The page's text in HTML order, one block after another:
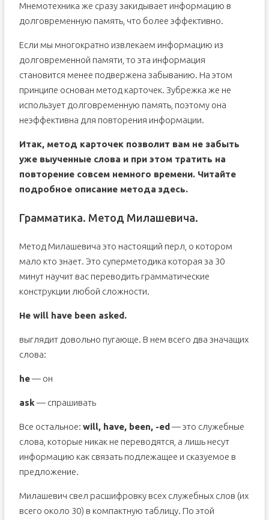
Мнемотехника же сразу закидывает информацию в
долговременную память, что более эффективно.
Если мы многократно извлекаем информацию из
долговременной памяти, то эта информация
становится менее подвержена забыванию. На этом
принципе основан метод карточек. Зубрежка же не
использует долговременную память, поэтому она
неэффективна для повторения информации.
Итак, метод карточек позволит вам не забыть
уже выученные слова и при этом тратить на
повторение совсем немного времени. Читайте
подробное описание метода здесь.
Грамматика. Метод Милашевича.
Метод Милашевича это настоящий перл, о котором
мало кто знает. Это суперметодика которая за 30
минут научит вас переводить грамматические
конструкции любой сложности.
He will have been asked.
выглядит довольно пугающе. В нем всего два значащих
слова:
he— он
ask — спрашивать
Все остальное: will, have, been, -ed— это служебные
слова, которые никак не переводятся, а лишь несут
информацию как связать подлежащее и сказуемое в
предложение.
Милашевич свел расшифровку всех служебных слов (их
всего около 30) в компактную таблицу. По этой